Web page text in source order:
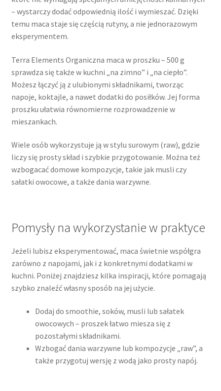
– wystarczy dodać odpowiednią ilość i wymieszać. Dzięki
temu maca staje się częścią rutyny, a nie jednorazowym
eksperymentem.
Terra Elements Organiczna maca w proszku – 500 g
sprawdza się także w kuchni „na zimno” i „na ciepło”.
Możesz łączyć ją z ulubionymi składnikami, tworząc
napoje, koktajle, a nawet dodatki do posiłków. Jej forma
proszku ułatwia równomierne rozprowadzenie w
mieszankach.
Wiele osób wykorzystuje ją w stylu surowym (raw), gdzie
liczy się prosty skład i szybkie przygotowanie. Można też
wzbogacać domowe kompozycje, takie jak musli czy
sałatki owocowe, a także dania warzywne.
Pomysły na wykorzystanie w praktyce
Jeżeli lubisz eksperymentować, maca świetnie współgra
zarówno z napojami, jak i z konkretnymi dodatkami w
kuchni. Poniżej znajdziesz kilka inspiracji, które pomagają
szybko znaleźć własny sposób na jej użycie.
Dodaj do smoothie, soków, musli lub sałatek
owocowych – proszek łatwo miesza się z
pozostałymi składnikami.
Wzbogać dania warzywne lub kompozycje „raw”, a
także przygotuj wersję z wodą jako prosty napój.